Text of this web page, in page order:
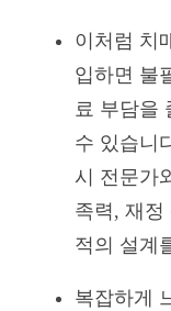
이처럼 치
입하면 불
료 부담을
수 있습니
시 전문가
족력, 재정
적의 설계
복잡하게